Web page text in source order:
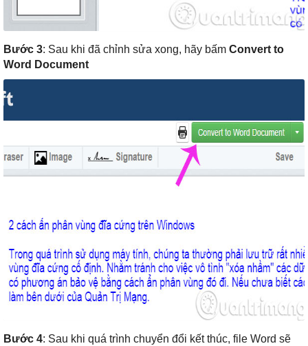
Bước 3: Sau khi đã chỉnh sửa xong, hãy bấm Convert to
Word Document
Bước 4: Sau khi quá trình chuyển đổi kết thúc, file Word sẽ